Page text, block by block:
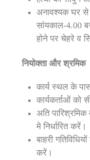
अनावश्यक घर से
सांयकाल-4.00
होने पर चेहरे व
नियोक्ता और श्रमिक
कार्य स्थल के
कार्यकर्ताओं को
अति
मे निर्धारित करें।
बाहरी
करें।